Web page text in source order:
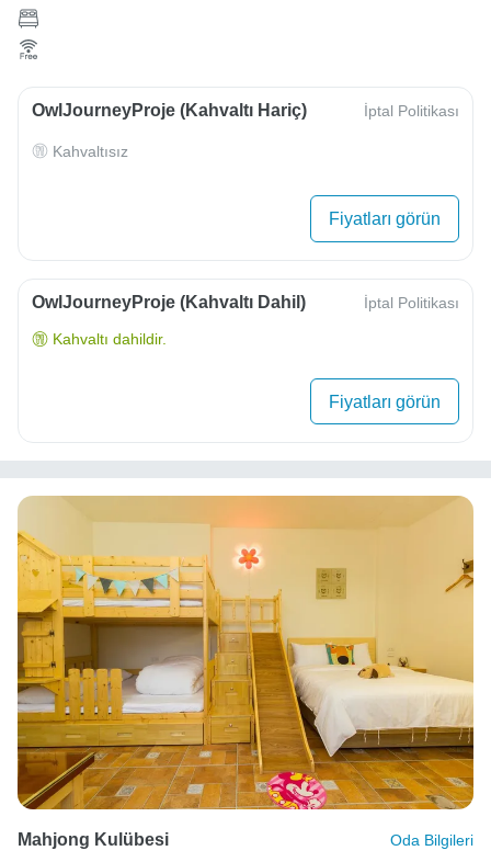
OwlJourneyProje (Kahvaltı Hariç) İptal Politikası
Kahvaltısız
Fiyatları görün
OwlJourneyProje (Kahvaltı Dahil) İptal Politikası
Kahvaltı dahildir.
Fiyatları görün
Mahjong Kulübesi Oda Bilgileri